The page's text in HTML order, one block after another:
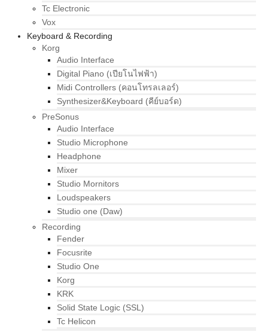
Tc Electronic
Vox
Keyboard & Recording
Korg
Audio Interface
Digital Piano (เปียโนไฟฟ้า)
Midi Controllers (คอนโทรลเลอร์)
Synthesizer&Keyboard (คีย์บอร์ด)
PreSonus
Audio Interface
Studio Microphone
Headphone
Mixer
Studio Mornitors
Loudspeakers
Studio one (Daw)
Recording
Fender
Focusrite
Studio One
Korg
KRK
Solid State Logic (SSL)
Tc Helicon